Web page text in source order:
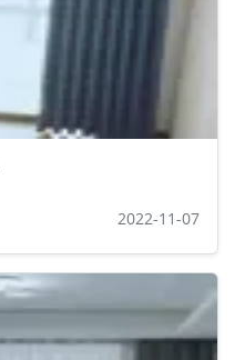
2022-11-07